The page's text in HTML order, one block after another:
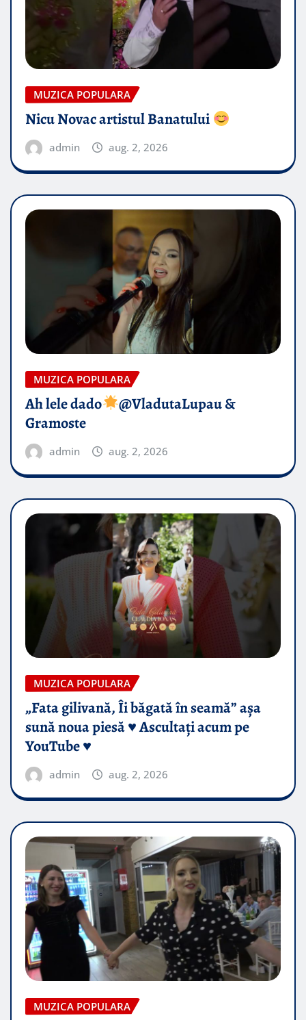
MUZICA POPULARA
Nicu Novac artistul Banatului
admin aug. 2, 2026
MUZICA POPULARA
Ah lele dado​
@VladutaLupau &
Gramoste
admin aug. 2, 2026
MUZICA POPULARA
„Fata gilivană, Îi băgată în seamă” așa
sună noua piesă ♥️ Ascultați acum pe
YouTube ♥️
admin aug. 2, 2026
MUZICA POPULARA